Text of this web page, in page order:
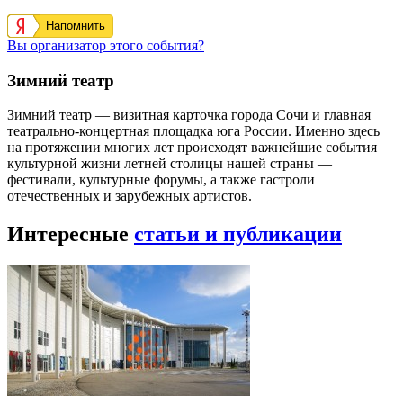
Напомнить
Вы организатор этого события?
Зимний театр
Зимний театр — визитная карточка города Сочи и главная
театрально-концертная площадка юга России. Именно здесь
на протяжении многих лет происходят важнейшие события
культурной жизни летней столицы нашей страны —
фестивали, культурные форумы, а также гастроли
отечественных и зарубежных артистов.
Интересные статьи и публикации